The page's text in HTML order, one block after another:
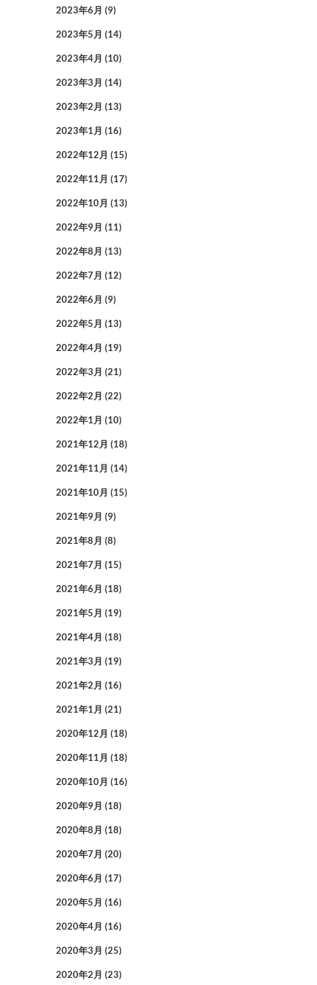
2023年6月 (9)
2023年5月 (14)
2023年4月 (10)
2023年3月 (14)
2023年2月 (13)
2023年1月 (16)
2022年12月 (15)
2022年11月 (17)
2022年10月 (13)
2022年9月 (11)
2022年8月 (13)
2022年7月 (12)
2022年6月 (9)
2022年5月 (13)
2022年4月 (19)
2022年3月 (21)
2022年2月 (22)
2022年1月 (10)
2021年12月 (18)
2021年11月 (14)
2021年10月 (15)
2021年9月 (9)
2021年8月 (8)
2021年7月 (15)
2021年6月 (18)
2021年5月 (19)
2021年4月 (18)
2021年3月 (19)
2021年2月 (16)
2021年1月 (21)
2020年12月 (18)
2020年11月 (18)
2020年10月 (16)
2020年9月 (18)
2020年8月 (18)
2020年7月 (20)
2020年6月 (17)
2020年5月 (16)
2020年4月 (16)
2020年3月 (25)
2020年2月 (23)